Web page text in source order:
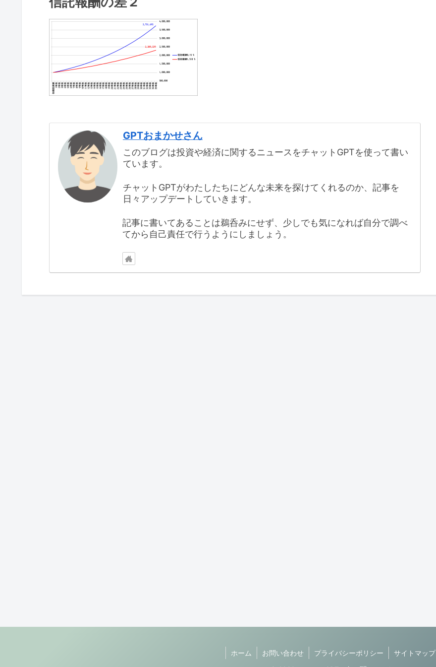
GPTおまかせさん
このブログは投資や経済に関するニュースをチャットGPTを使って書い
ています。
チャットGPTがわたしたちにどんな未来を探けてくれるのか、記事を
日々アップデートしていきます。
記事に書いてあることは鵜呑みにせず、少しでも気になれば自分で調べ
てから自己責任で行うようにしましょう。
ホーム お問い合わせ プライバシーポリシー
サイトマップ